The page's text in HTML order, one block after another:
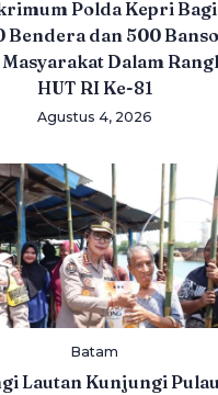
Polda Kepri
Bendera dan 500
Masyarakat Dalam
HUT RI Ke-81
Agustus 4, 2026
Batam
Lautan Kunjungi